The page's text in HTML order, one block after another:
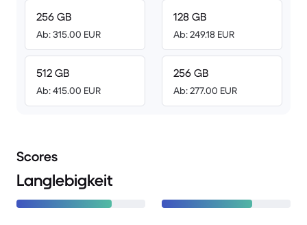
256 GB
Ab: 315.00 EUR
512 GB
Ab: 415.00 EUR
128 GB
Ab: 249.18 EUR
256 GB
Ab: 277.00 EUR
Scores
Langlebigkeit